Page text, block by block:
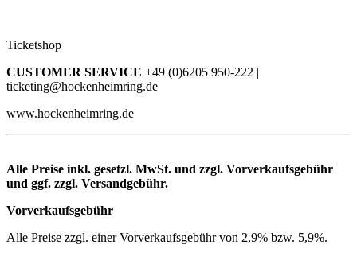
Ticketshop
CUSTOMER SERVICE +49 (0)6205 950-222 |
ticketing@hockenheimring.de
www.hockenheimring.de
Alle Preise inkl. gesetzl. MwSt. und zzgl. Vorverkaufsgebühr
und ggf. zzgl. Versandgebühr.
Vorverkaufsgebühr
Alle Preise zzgl. einer Vorverkaufsgebühr von 2,9% bzw. 5,9%.